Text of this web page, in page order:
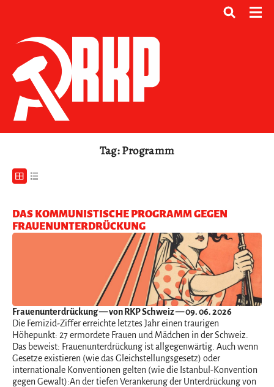
Tag: Programm
DAS KOMMUNISTISCHE PROGRAMM GEGEN
FRAUENUNTERDRÜCKUNG
Frauenunterdrückung— von RKP Schweiz — 09. 06. 2026
Die Femizid-Ziffer erreichte letztes Jahr einen traurigen
Höhepunkt: 27 ermordete Frauen und Mädchen in der Schweiz.
Das beweist: Frauenunterdrückung ist allgegenwärtig. Auch wenn
Gesetze existieren (wie das Gleichstellungsgesetz) oder
internationale Konventionen gelten (wie die Istanbul-Konvention
gegen Gewalt):An der tiefen Verankerung der Unterdrückung von